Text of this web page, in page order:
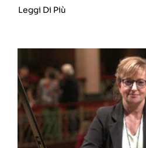
Leggi Di Più